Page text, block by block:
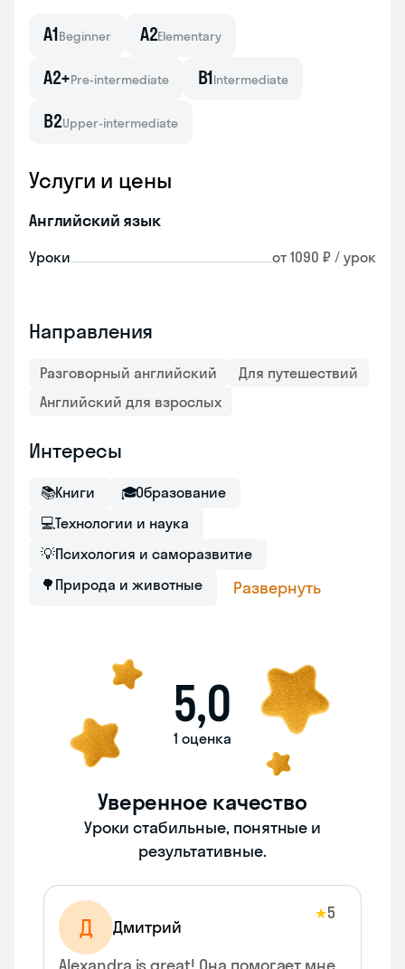
A1Beginner A2Elementary
A2+Pre-intermediate B1Intermediate
B2Upper-intermediate
Услуги и цены
Английский язык
Уроки от 1090 ₽ / урок
Направления
Разговорный английский
Для путешествий
Английский для взрослых
Интересы
📚Книги 🎓Образование
💻Технологии и наука
💡Психология и саморазвитие
🌳 Природа и животные Развернуть
5,0
1 оценка
Уверенное качество
Уроки стабильные, понятные и
результативные.
Д Дмитрий
★5